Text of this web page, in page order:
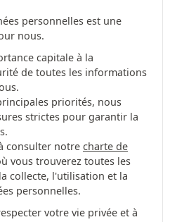
personnelles est une
nous.
capitale à la
de toutes les informations
priorités, nous
strictes pour garantir la
consulter notre charte de
vous trouverez toutes les
collecte, l'utilisation et la
personnelles.
votre vie privée et à